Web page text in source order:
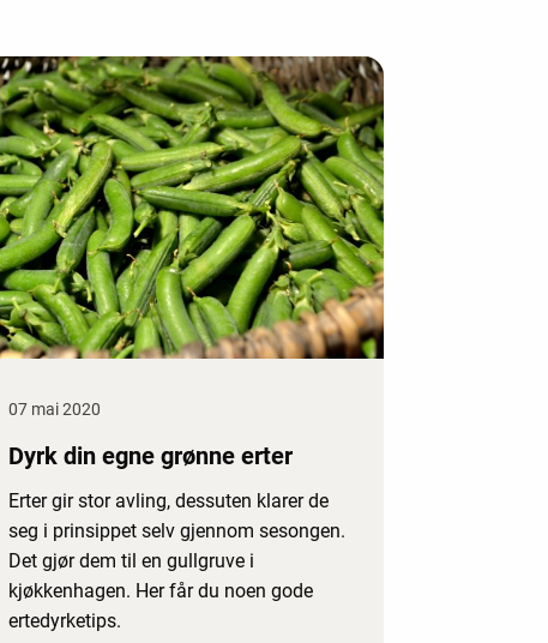
07 mai 2020
Dyrk din egne grønne erter
Erter gir stor avling, dessuten klarer de
seg i prinsippet selv gjennom sesongen.
Det gjør dem til en gullgruve i
kjøkkenhagen. Her får du noen gode
ertedyrketips.